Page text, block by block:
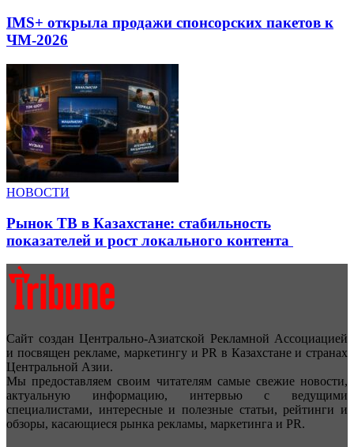
IMS+ открыла продажи спонсорских пакетов к
ЧМ-2026
НОВОСТИ
Рынок ТВ в Казахстане: стабильность
показателей и рост локального контента
Сайт создан Центрально-Азиатской Рекламной Ассоциацией
и посвящен рекламе, маркетингу и PR в Казахстане и странах
Центральной Азии.
Мы предоставляем своим читателям самые свежие новости,
актуальную информацию, интервью с ведущими
специалистами, интересные и полезные статьи, рейтинги и
обзоры, касающиеся рынка рекламы, маркетинга и PR.